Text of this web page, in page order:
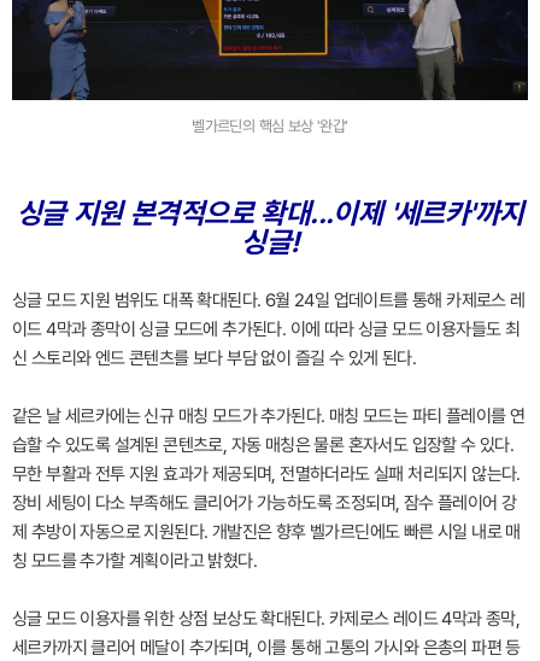
벨가르딘의 핵심 보상 '완갑'
싱글 지원 본격적으로 확대...이제 '세르카'까지
싱글!
싱글 모드 지원 범위도 대폭 확대된다. 6월 24일 업데이트를 통해 카제로스 레
이드 4막과 종막이 싱글 모드에 추가된다. 이에 따라 싱글 모드 이용자들도 최
신 스토리와 엔드 콘텐츠를 보다 부담 없이 즐길 수 있게 된다.
같은 날 세르카에는 신규 매칭 모드가 추가된다. 매칭 모드는 파티 플레이를 연
습할 수 있도록 설계된 콘텐츠로, 자동 매칭은 물론 혼자서도 입장할 수 있다.
무한 부활과 전투 지원 효과가 제공되며, 전멸하더라도 실패 처리되지 않는다.
장비 세팅이 다소 부족해도 클리어가 가능하도록 조정되며, 잠수 플레이어 강
제 추방이 자동으로 지원된다. 개발진은 향후 벨가르딘에도 빠른 시일 내로 매
칭 모드를 추가할 계획이라고 밝혔다.
싱글 모드 이용자를 위한 상점 보상도 확대된다. 카제로스 레이드 4막과 종막,
세르카까지 클리어 메달이 추가되며, 이를 통해 고통의 가시와 은총의 파편 등